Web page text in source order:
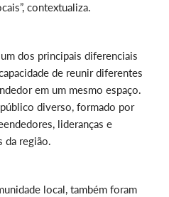
contextualiza.
dos principais diferenciais
de reunir diferentes
em um mesmo espaço.
diverso, formado por
lideranças e
da região.
local, também foram